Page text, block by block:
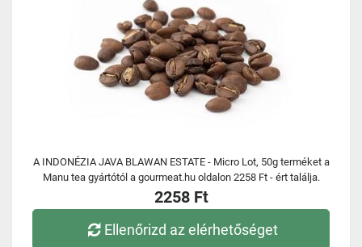
A INDONÉZIA JAVA BLAWAN ESTATE - Micro Lot, 50g terméket a
Manu tea gyártótól a gourmeat.hu oldalon 2258 Ft - ért találja.
2258 Ft
Ellenőrizd az elérhetőséget